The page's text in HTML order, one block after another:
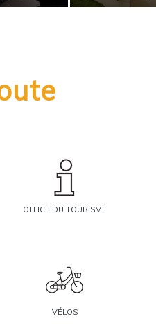
OFFICE DU TOURISME
VÉLOS